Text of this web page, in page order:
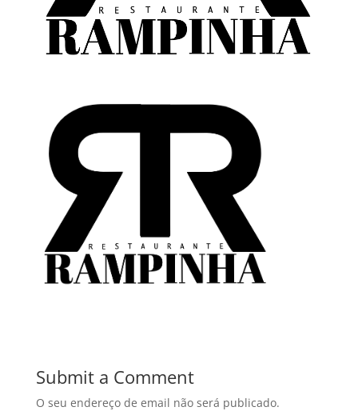
Submit a Comment
O seu endereço de email não será publicado.